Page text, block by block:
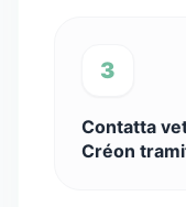
3
Contatta
Créon